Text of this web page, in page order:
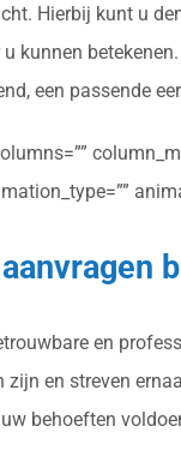
Hierbij kunt u
kunnen
een passende
en
zijn en streven
behoeften